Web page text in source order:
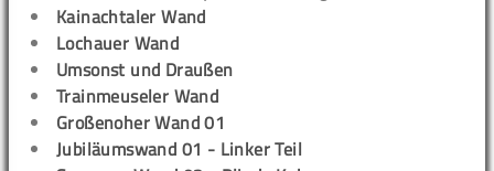
Kainachtaler Wand
Lochauer Wand
Umsonst und Draußen
Trainmeuseler Wand
Großenoher Wand 01
Jubiläumswand 01 - Linker Teil